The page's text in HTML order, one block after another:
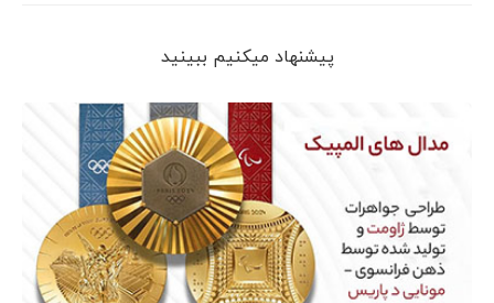
پیشنهاد می‎کنیم ببینید